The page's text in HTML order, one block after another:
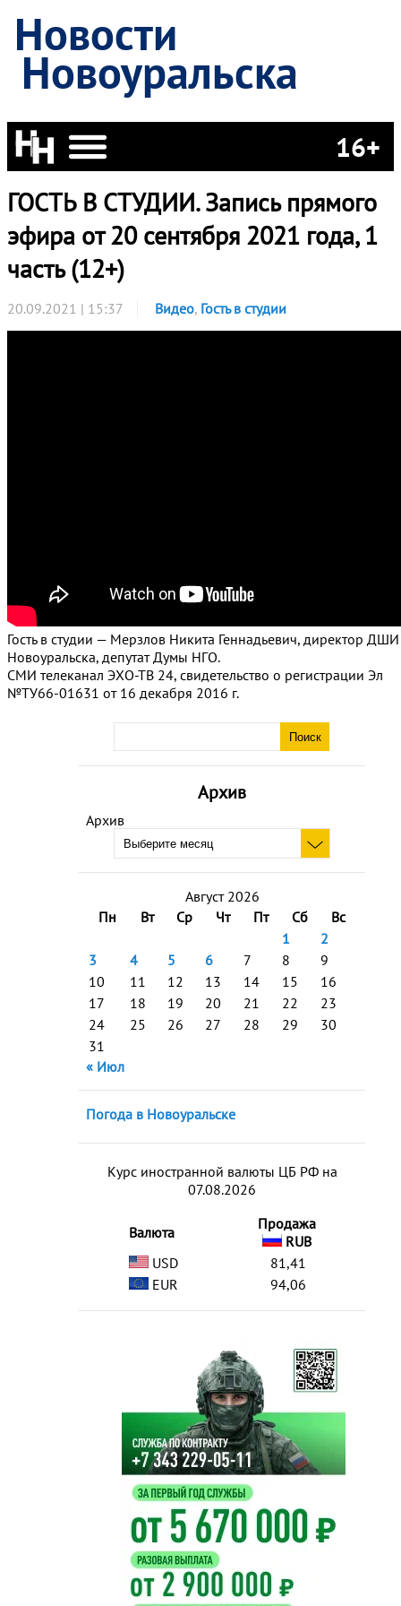
Новости
Новоуральска
16+
Архив
Архив
Август 2026
Пн
Вт Ср Чт Пт Сб
Вс
1
2
3
4 5 6 7 8
9
10
11 12 13 14 15
16
17
18 19 20 21 22
23
24
25 26 27 28 29
30
31
« Июл
Погода в Новоуральске
Курс иностранной валюты ЦБ РФ на
07.08.2026
Валюта
Продажа
RUB
USD
81,41
EUR
94,06
ГОСТЬ В СТУДИИ. Запись прямого
эфира от 20 сентября 2021 года, 1
часть (12+)
20.09.2021 | 15:37 Видео, Гость в студии
Гость в студии — Мерзлов Никита Геннадьевич, директор ДШИ
Новоуральска, депутат Думы НГО.
СМИ телеканал ЭХО-ТВ 24, свидетельство о регистрации Эл
№ТУ66-01631 от 16 декабря 2016 г.